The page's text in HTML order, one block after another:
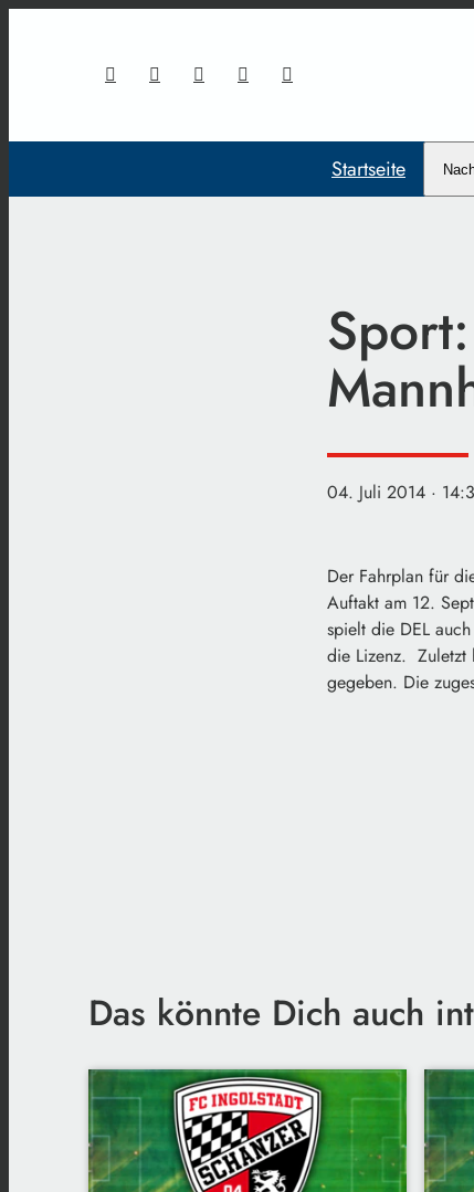
Startseite
04. Juli 2014 ·
Der Fahrplan für
Auftakt am 12.
spielt die DEL
die Lizenz. Zuletzt
gegeben. Die
Das könnte Dich auch